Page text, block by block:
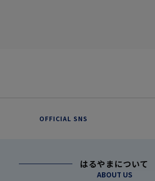
OFFICIAL SNS
はるやまについて
ABOUT US